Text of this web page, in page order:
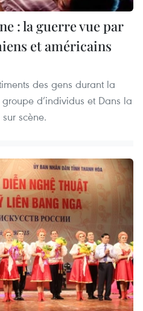
: la guerre vue par
et américains
des gens durant la
d’individus et Dans la
scène.